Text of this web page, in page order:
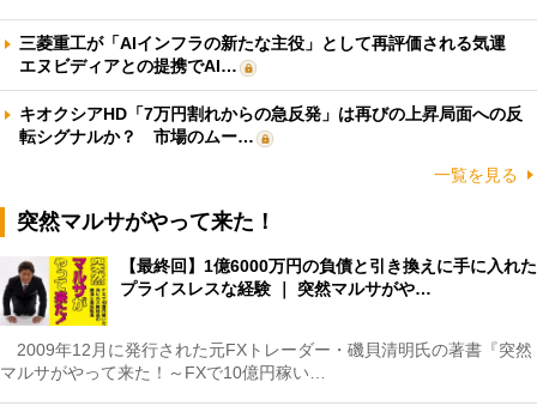
三菱重工が「AIインフラの新たな主役」として再評価される気運
エヌビディアとの提携でAI…
キオクシアHD「7万円割れからの急反発」は再びの上昇局面への反
転シグナルか？ 市場のムー…
一覧を見る
突然マルサがやって来た！
【最終回】1億6000万円の負債と引き換えに手に入れた
プライスレスな経験 ｜ 突然マルサがや…
2009年12月に発行された元FXトレーダー・磯貝清明氏の著書『突然
マルサがやって来た！～FXで10億円稼い…